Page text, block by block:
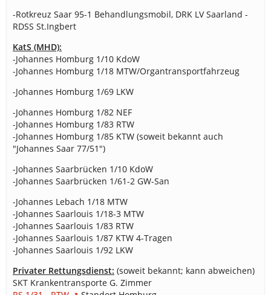
-Rotkreuz Saar 95-1 Behandlungsmobil, DRK LV Saarland -
RDSS St.Ingbert
KatS (MHD):
-Johannes Homburg 1/10 KdoW
-Johannes Homburg 1/18 MTW/Organtransportfahrzeug
-Johannes Homburg 1/69 LKW
-Johannes Homburg 1/82 NEF
-Johannes Homburg 1/83 RTW
-Johannes Homburg 1/85 KTW (soweit bekannt auch
"Johannes Saar 77/51")
-Johannes Saarbrücken 1/10 KdoW
-Johannes Saarbrücken 1/61-2 GW-San
-Johannes Lebach 1/18 MTW
-Johannes Saarlouis 1/18-3 MTW
-Johannes Saarlouis 1/83 RTW
-Johannes Saarlouis 1/87 KTW 4-Tragen
-Johannes Saarlouis 1/92 LKW
Privater Rettungsdienst: (soweit bekannt; kann abweichen)
SKT Krankentransporte G. Zimmer